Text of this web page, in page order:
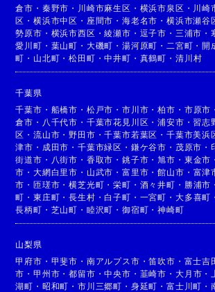
倉市 ・ 秦野市 ・ 川崎市麻生区 ・ 横浜市泉区 ・ 川崎
区 ・横浜市中区 ・ 座間市 ・海老名市 ・横浜市瀬谷
勢原市 ・ 横浜市西区 ・綾瀬市 ・ 逗子市 ・ 三浦市 ・
愛川町 ・ 葉山町 ・ 大磯町 ・湯河原町 ・ 二宮町 ・開
町 ・ 山北町 ・松田町 ・中井町 ・ 真鶴町 ・ 清川村
千葉県
千葉市 ・ 船橋市 ・ 松戸市 ・市川市 ・柏市 ・ 市原市 ・
倉市 ・ 八千代市 ・ 千葉市花見川区 ・浦安市 ・習志
区 ・流山市 ・野田市 ・千葉市若葉区 ・千葉市美浜
津市 ・ 成田市 ・千葉市緑区 ・ 鎌ケ谷市 ・ 茂原市 ・
街道市 ・ 八街市 ・ 香取市 ・銚子市 ・旭市 ・ 東金市 ・
市 ・大網白里市 ・ 山武市 ・富里市 ・館山市 ・ 富津
市 ・匝瑳市 ・横芝光町 ・栄町 ・ 酒々井町 ・ 勝浦市 ・
町 ・東庄町 ・長生村 ・ 白子町 ・ 一宮町 ・ 大多喜町 ・
長柄町 ・ 芝山町 ・ 睦沢町 ・御宿町 ・神崎町
山梨県
甲府市 ・ 甲斐市 ・ 南アルプス市 ・笛吹市 ・ 富士吉
市 ・甲州市 ・都留市 ・中央市 ・ 韮崎市 ・ 大月市 ・
湖町 ・ 昭和町 ・市川三郷町 ・ 身延町 ・富士川町 ・